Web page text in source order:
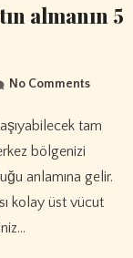
almanın 5
No Comments
bölgenizi
anlamına gelir.
kolay üst vücut